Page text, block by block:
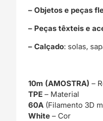
– Objetos e peças
– Peças têxteis e
– Calçado: solas,
10m (AMOSTRA) –
TPE– Material
60A (Filamento 3D
White– Cor